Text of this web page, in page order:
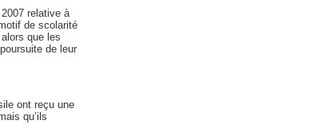
relative à
de scolarité
que les
de leur
ont reçu une
qu’ils